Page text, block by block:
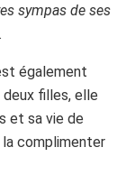
sympas de ses
également
deux filles, elle
et sa vie de
la complimenter